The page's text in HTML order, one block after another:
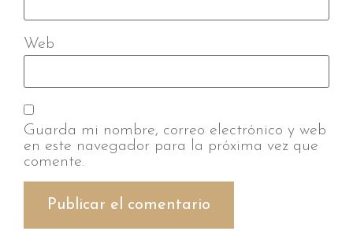
Web
Guarda mi nombre, correo electrónico y web
en este navegador para la próxima vez que
comente.